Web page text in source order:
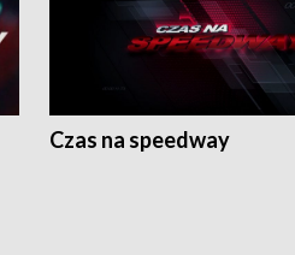
Czas na speedway